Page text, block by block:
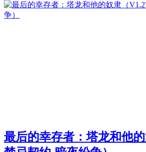
最后的幸存者：塔龙和他